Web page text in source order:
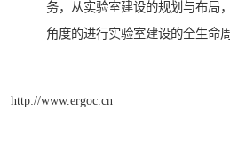
务，从实验室建设的规划与布局
角度的进行实验室建设的全生命
http://www.ergoc.cn